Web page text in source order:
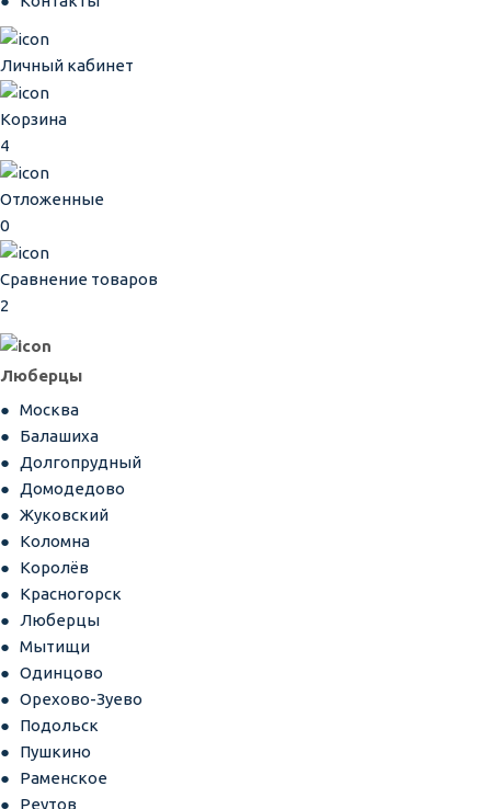
Личный кабинет
Корзина
4
Отложенные
0
Сравнение товаров
2
Люберцы
Москва
Балашиха
Долгопрудный
Домодедово
Жуковский
Коломна
Королёв
Красногорск
Люберцы
Мытищи
Одинцово
Орехово-Зуево
Подольск
Пушкино
Раменское
Реутов